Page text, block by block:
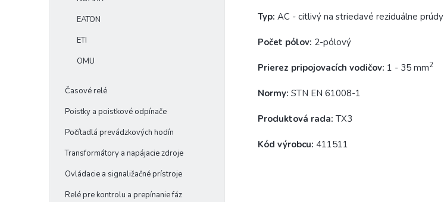
EATON
ETI
OMU
Časové relé
Poistky a poistkové odpínače
Počítadlá prevádzkových hodín
Transformátory a napájacie zdroje
Ovládacie a signaližačné prístroje
Relé pre kontrolu a prepínanie fáz
Typ: AC - citlivý na striedavé reziduálne prúdy
Počet pólov: 2-pólový
Prierez pripojovacích vodičov: 1 - 35 mm2
Normy: STN EN 61008-1
Produktová rada: TX3
Kód výrobcu: 411511